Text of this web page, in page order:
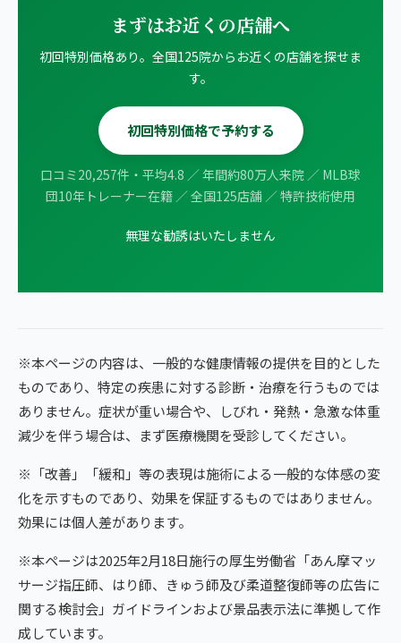
まずはお近くの店舗へ
初回特別価格あり。全国125院からお近くの店舗を探せま
す。
初回特別価格で予約する
口コミ20,257件・平均4.8 ／ 年間約80万人来院 ／ MLB球
団10年トレーナー在籍 ／ 全国125店舗 ／ 特許技術使用
無理な勧誘はいたしません
※本ページの内容は、一般的な健康情報の提供を目的とした
ものであり、特定の疾患に対する診断・治療を行うものでは
ありません。症状が重い場合や、しびれ・発熱・急激な体重
減少を伴う場合は、まず医療機関を受診してください。
※「改善」「緩和」等の表現は施術による一般的な体感の変
化を示すものであり、効果を保証するものではありません。
効果には個人差があります。
※本ページは2025年2月18日施行の厚生労働省「あん摩マッ
サージ指圧師、はり師、きゅう師及び柔道整復師等の広告に
関する検討会」ガイドラインおよび景品表示法に準拠して作
成しています。